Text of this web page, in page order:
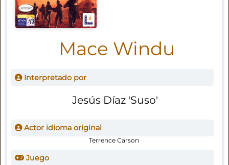
Mace Windu
Interpretado por
Jesús Díaz 'Suso'
Actor idioma original
Terrence Carson
Juego